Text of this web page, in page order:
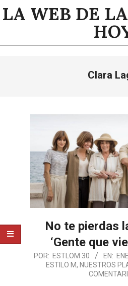
Saltar
alLA WEB DE
Clara
No te pierdas
‘Gente que
2019-
POR: ESTLOM 30 EN:
ESTILO M, NUESTROS